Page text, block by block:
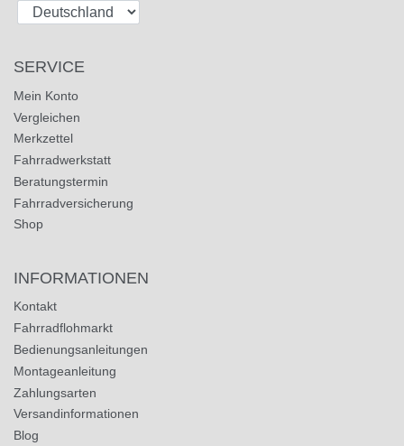
SERVICE
Mein Konto
Vergleichen
Merkzettel
Fahrradwerkstatt
Beratungstermin
Fahrradversicherung
Shop
INFORMATIONEN
Kontakt
Fahrradflohmarkt
Bedienungsanleitungen
Montageanleitung
Zahlungsarten
Versandinformationen
Blog